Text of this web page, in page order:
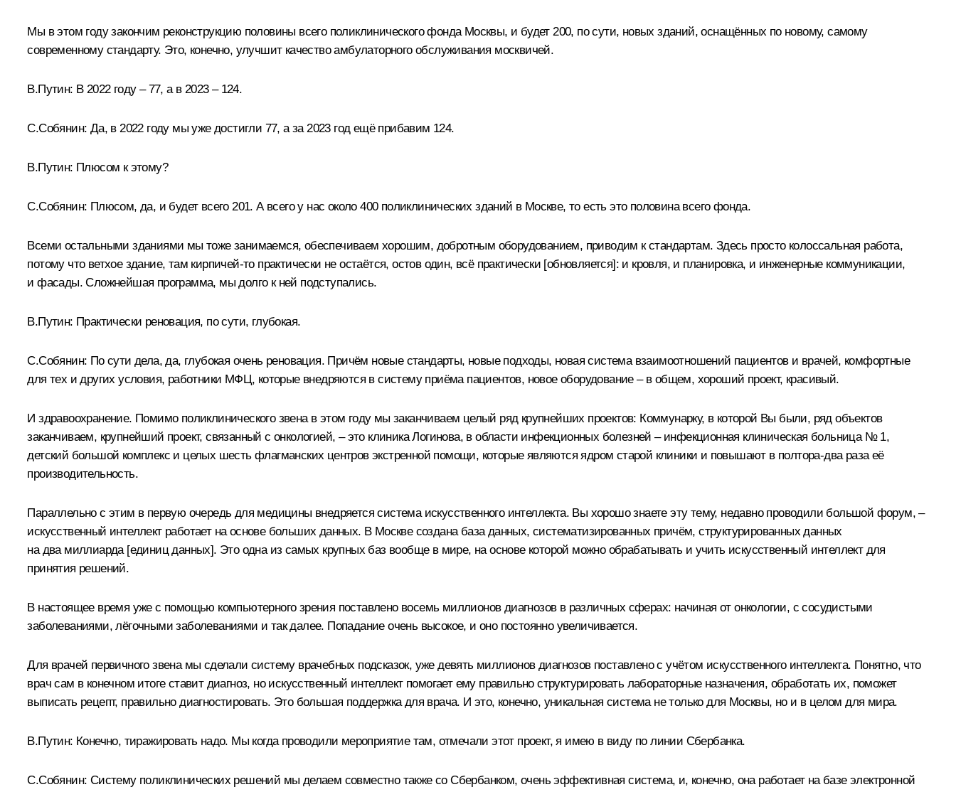
Мы в этом году закончим реконструкцию половины всего поликлинического фонда Москвы, и будет 200, по сути, новых зданий, оснащённых по новому, самому
современному стандарту. Это, конечно, улучшит качество амбулаторного обслуживания москвичей.
В.Путин: В 2022 году – 77, а в 2023 – 124.
С.Собянин: Да, в 2022 году мы уже достигли 77, а за 2023 год ещё прибавим 124.
В.Путин: Плюсом к этому?
С.Собянин: Плюсом, да, и будет всего 201. А всего у нас около 400 поликлинических зданий в Москве, то есть это половина всего фонда.
Всеми остальными зданиями мы тоже занимаемся, обеспечиваем хорошим, добротным оборудованием, приводим к стандартам. Здесь просто колоссальная работа,
потому что ветхое здание, там кирпичей-то практически не остаётся, остов один, всё практически [обновляется]: и кровля, и планировка, и инженерные коммуникации,
и фасады. Сложнейшая программа, мы долго к ней подступались.
В.Путин: Практически реновация, по сути, глубокая.
С.Собянин: По сути дела, да, глубокая очень реновация. Причём новые стандарты, новые подходы, новая система взаимоотношений пациентов и врачей, комфортные
для тех и других условия, работники МФЦ, которые внедряются в систему приёма пациентов, новое оборудование – в общем, хороший проект, красивый.
И здравоохранение. Помимо поликлинического звена в этом году мы заканчиваем целый ряд крупнейших проектов: Коммунарку, в которой Вы были, ряд объектов
заканчиваем, крупнейший проект, связанный с онкологией, – это клиника Логинова, в области инфекционных болезней – инфекционная клиническая больница № 1,
детский большой комплекс и целых шесть флагманских центров экстренной помощи, которые являются ядром старой клиники и повышают в полтора-два раза её
производительность.
Параллельно с этим в первую очередь для медицины внедряется система искусственного интеллекта. Вы хорошо знаете эту тему, недавно проводили большой форум, –
искусственный интеллект работает на основе больших данных. В Москве создана база данных, систематизированных причём, структурированных данных
на два миллиарда [единиц данных]. Это одна из самых крупных баз вообще в мире, на основе которой можно обрабатывать и учить искусственный интеллект для
принятия решений.
В настоящее время уже с помощью компьютерного зрения поставлено восемь миллионов диагнозов в различных сферах: начиная от онкологии, с сосудистыми
заболеваниями, лёгочными заболеваниями и так далее. Попадание очень высокое, и оно постоянно увеличивается.
Для врачей первичного звена мы сделали систему врачебных подсказок, уже девять миллионов диагнозов поставлено с учётом искусственного интеллекта. Понятно, что
врач сам в конечном итоге ставит диагноз, но искусственный интеллект помогает ему правильно структурировать лабораторные назначения, обработать их, поможет
выписать рецепт, правильно диагностировать. Это большая поддержка для врача. И это, конечно, уникальная система не только для Москвы, но и в целом для мира.
В.Путин: Конечно, тиражировать надо. Мы когда проводили мероприятие там, отмечали этот проект, я имею в виду по линии Сбербанка.
С.Собянин: Систему поликлинических решений мы делаем совместно также со Сбербанком, очень эффективная система, и, конечно, она работает на базе электронной